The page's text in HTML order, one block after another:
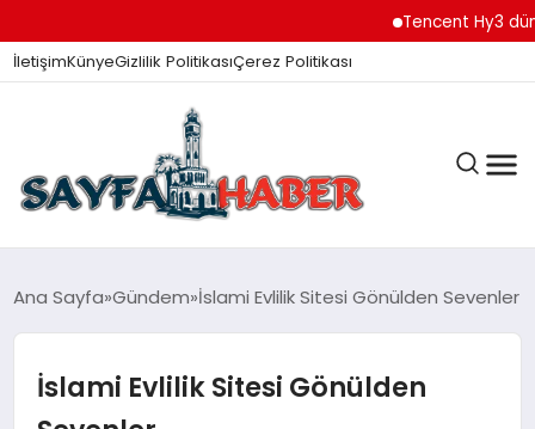
Tencent Hy3 dünya
İletişimKünyeGizlilik PolitikasıÇerez Politikası
ANA SAYFA
GÜNDEM
Ana Sayfa Gündem İslami Evlilik Sitesi Gönülden Sevenler
İslami Evlilik Sitesi Gönülden